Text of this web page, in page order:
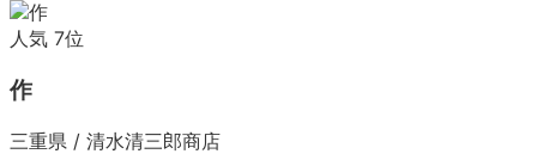
人気 7位
作
三重県 / 清水清三郎商店